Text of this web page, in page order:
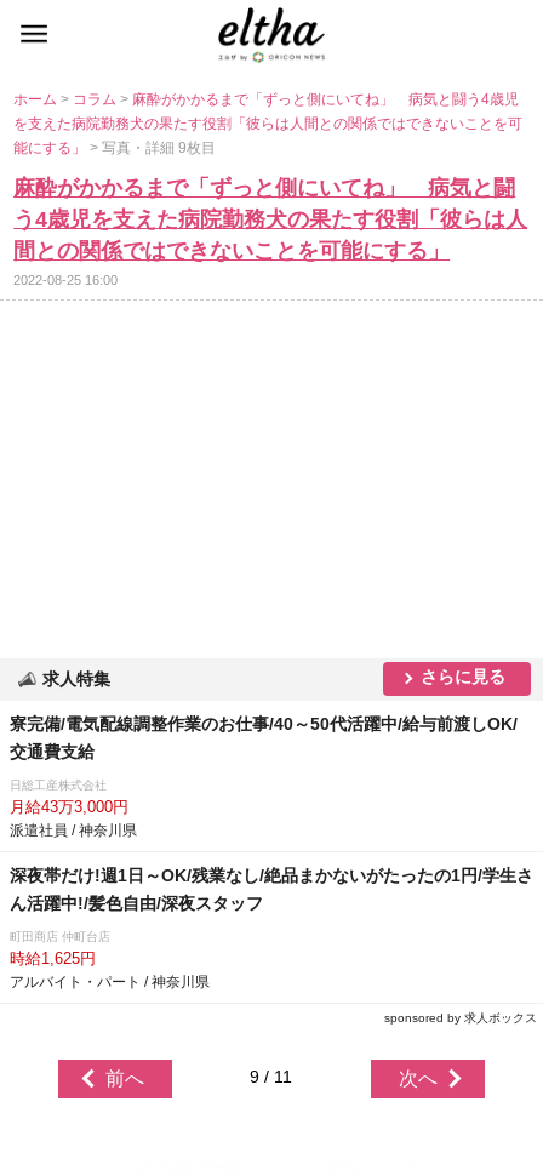
ホーム> コラム> 麻酔がかかるまで「ずっと側にいてね」 病気と闘う4歳児
を支えた病院勤務犬の果たす役割「彼らは人間との関係ではできないことを可
能にする」> 写真・詳細 9枚目
麻酔がかかるまで「ずっと側にいてね」 病気と闘
う4歳児を支えた病院勤務犬の果たす役割「彼らは人
間との関係ではできないことを可能にする」
2022-08-25 16:00
求人特集 さらに見る
寮完備/電気配線調整作業のお仕事/40～50代活躍中/給与前渡しOK/
交通費支給
日総工産株式会社
月給43万3,000円
派遣社員 / 神奈川県
深夜帯だけ!週1日～OK/残業なし/絶品まかないがたったの1円/学生さ
ん活躍中!/髪色自由/深夜スタッフ
町田商店 仲町台店
時給1,625円
アルバイト・パート / 神奈川県
sponsored by 求人ボックス
前へ 9 / 11 次へ